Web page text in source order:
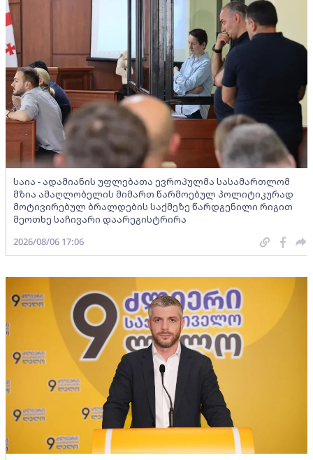
საია - ადამიანის უფლებათა ევროპულმა სასამართლომ
მზია ამაღლობელის მიმართ წარმოებულ პოლიტიკურად
მოტივირებულ ბრალდების საქმეზე წარდგენილი რიგით
მეოთხე საჩივარი დაარეგისტრირა
2026/08/06 17:06